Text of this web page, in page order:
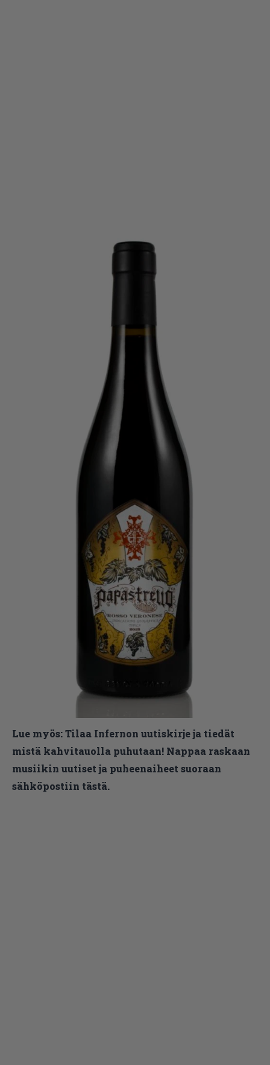
Lue myös:Tilaa Infernon uutiskirje ja tiedät
mistä kahvitauolla puhutaan! Nappaa raskaan
musiikin uutiset ja puheenaiheet suoraan
sähköpostiin tästä.